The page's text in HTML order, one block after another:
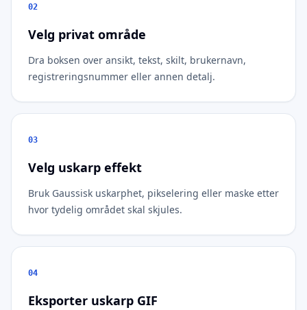
02
Velg privat område
Dra boksen over ansikt, tekst, skilt, brukernavn,
registreringsnummer eller annen detalj.
03
Velg uskarp effekt
Bruk Gaussisk uskarphet, pikselering eller maske etter
hvor tydelig området skal skjules.
04
Eksporter uskarp GIF